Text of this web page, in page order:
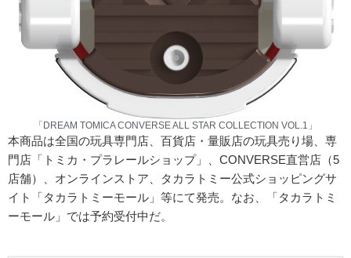
「DREAM TOMICA CONVERSE ALL STAR COLLECTION VOL.1」
本商品は全国の玩具専門店、百貨店・量販店の玩具売り場、専
門店「トミカ・プラレールショップ」、CONVERSE直営店（5
店舗）、オンラインストア、タカラトミー公式ショッピングサ
イト「タカラトミーモール」等にて発売。なお、「タカラトミ
ーモール」では予約受付中だ。